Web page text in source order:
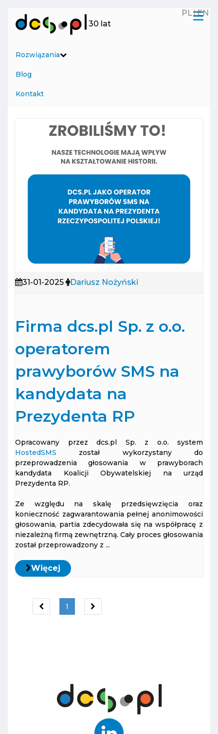
30 lat
Rozwiązania
Blog
Kontakt
PL EN
Menu
31-01-2025 Dariusz Nożyński
Firma dcs.pl Sp. z o.o.
operatorem
prawyborów SMS na
kandydata na
Prezydenta RP
Opracowany przez dcs.pl Sp. z o.o. system
HostedSMS został wykorzystany do
przeprowadzenia głosowania w prawyborach
kandydata Koalicji Obywatelskiej na urząd
Prezydenta RP.
Ze względu na skalę przedsięwzięcia oraz
konieczność zagwarantowania pełnej anonimowości
głosowania, partia zdecydowała się na współpracę z
niezależną firmą zewnętrzną. Cały proces głosowania
został przeprowadzony z ...
Więcej
1